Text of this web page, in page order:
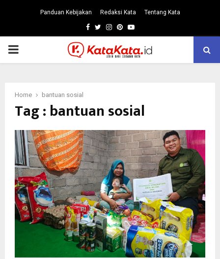
Panduan Kebijakan Redaksi Kata Tentang Kata
Facebook
TwitterInstagram
Pinterest
Youtube
PRIMARY
Home bantuan sosial
Tag : bantuan sosial